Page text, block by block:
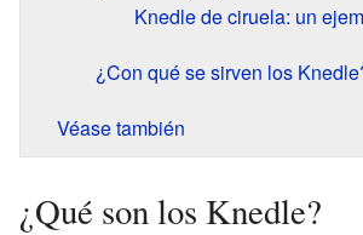
Knedle de ciruela: un
¿Con qué se sirven los
Véase también
¿Qué son los Knedle?